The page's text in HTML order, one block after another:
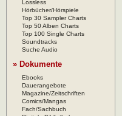
Lossless
Hörbücher/Hörspiele
Top 30 Sampler Charts
Top 50 Alben Charts
Top 100 Single Charts
Soundtracks
Suche Audio
» Dokumente
Ebooks
Dauerangebote
Magazine/Zeitschriften
Comics/Mangas
Fach/Sachbuch